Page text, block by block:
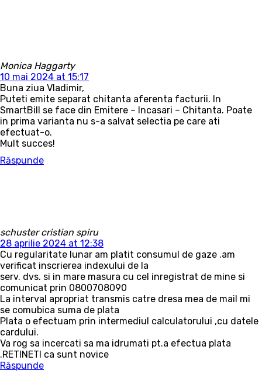
Monica Haggarty
10 mai 2024 at 15:17
Buna ziua Vladimir,
Puteti emite separat chitanta aferenta facturii. In
SmartBill se face din Emitere – Incasari – Chitanta. Poate
in prima varianta nu s-a salvat selectia pe care ati
efectuat-o.
Mult succes!
Răspunde
schuster cristian spiru
28 aprilie 2024 at 12:38
Cu regularitate lunar am platit consumul de gaze .am
verificat inscrierea indexului de la
serv. dvs. si in mare masura cu cel inregistrat de mine si
comunicat prin 0800708090
La interval apropriat transmis catre dresa mea de mail mi
se comubica suma de plata
Plata o efectuam prin intermediul calculatorului ,cu datele
cardului.
Va rog sa incercati sa ma idrumati pt.a efectua plata
.RETINETI ca sunt novice
Răspunde